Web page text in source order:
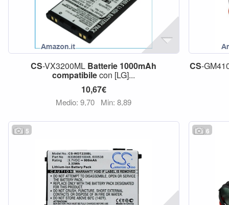
CS-VX3200ML Batterie 1000mAh
compatibilecon [LG]...
10,67€
Medio: 9,70 Min: 8,89
CS-
5 6